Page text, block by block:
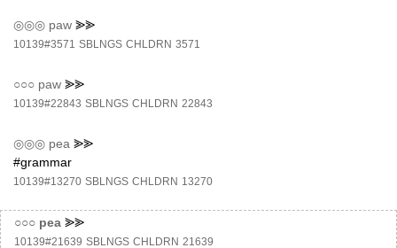
◎◎◎ paw ⪢⪢
10139#3571 SBLNGS CHLDRN 3571
○○○ paw ⪢⪢
10139#22843 SBLNGS CHLDRN 22843
◎◎◎ pea ⪢⪢
#grammar
10139#13270 SBLNGS CHLDRN 13270
○○○ pea ⪢⪢
10139#21639 SBLNGS CHLDRN 21639